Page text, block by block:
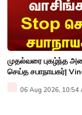
முதல்வரை புகழ்ந்த
செய்த சபாநாயகர்|
06 Aug 2026, 10:54